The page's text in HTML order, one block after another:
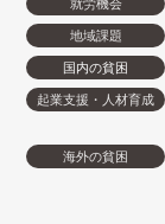
就労機会
地域課題
国内の貧困
起業支援・人材育成
海外の貧困